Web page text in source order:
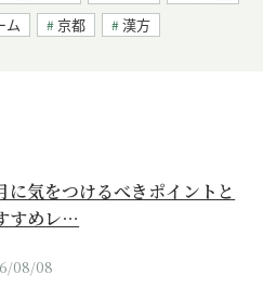
ム 京都 漢方
に気をつけるべきポイントと
すめレ…
08/08